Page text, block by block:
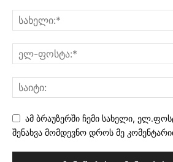
ამ ბრაუზერში ჩემი სახელი,
შენახვა მომდევნო დროს მე